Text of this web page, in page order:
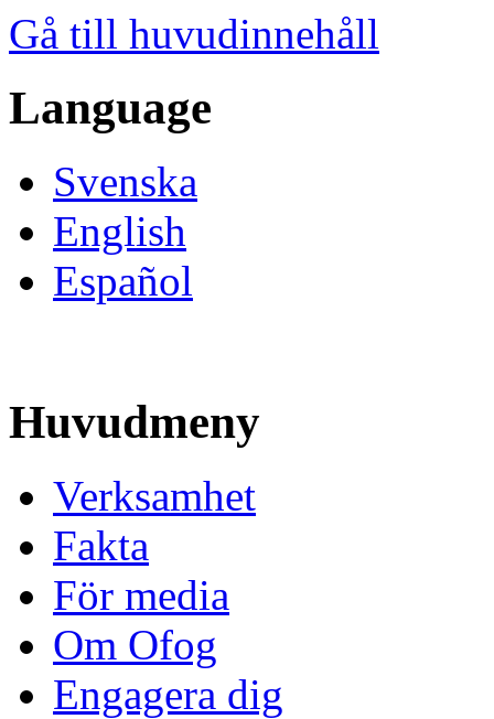
Gå till huvudinnehåll
Language
Svenska
English
Español
Huvudmeny
Verksamhet
Fakta
För media
Om Ofog
Engagera dig